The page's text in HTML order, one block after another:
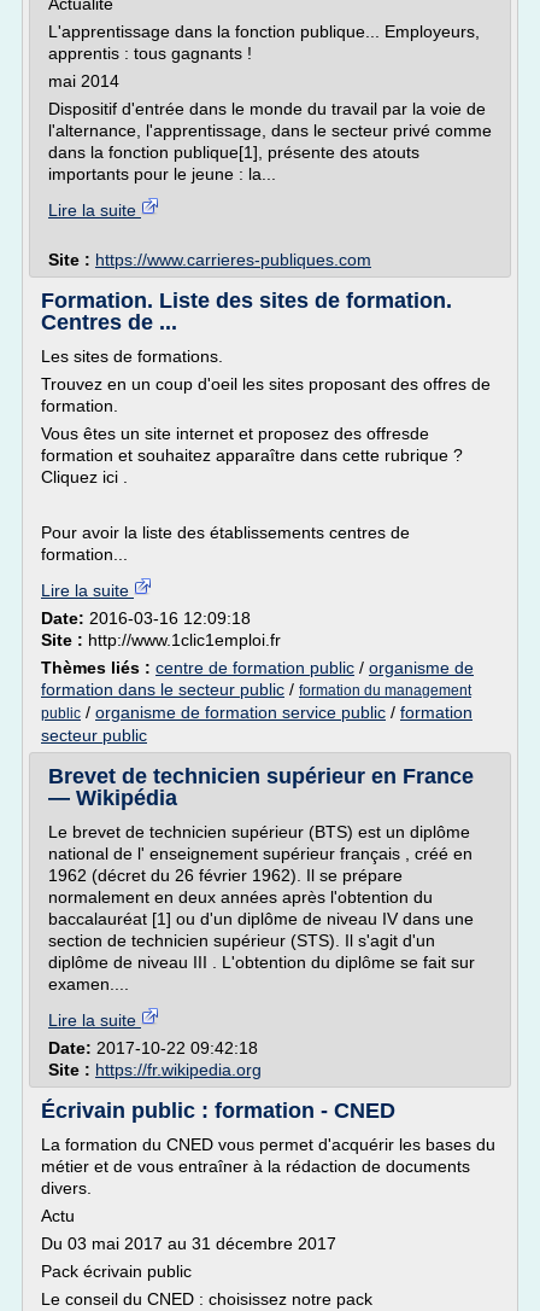
L'apprentissage dans la fonction publique... Employeurs,
apprentis : tous gagnants !
mai 2014
Dispositif d'entrée dans le monde du travail par la voie de
l'alternance, l'apprentissage, dans le secteur privé comme
dans la fonction publique[1], présente des atouts
importants pour le jeune : la...
Lire la suite
Site : https://www.carrieres-publiques.com
Formation. Liste des sites de formation.
Centres de ...
Les sites de formations.
Trouvez en un coup d'oeil les sites proposant des offres de
formation.
Vous êtes un site internet et proposez des offresde
formation et souhaitez apparaître dans cette rubrique ?
Cliquez ici .
Pour avoir la liste des établissements centres de
formation...
Lire la suite
Date: 2016-03-16 12:09:18
Site : http://www.1clic1emploi.fr
Thèmes liés : centre de formation public / organisme de
formation dans le secteur public / formation du management
public / organisme de formation service public / formation
secteur public
Brevet de technicien supérieur en France
— Wikipédia
Le brevet de technicien supérieur (BTS) est un diplôme
national de l' enseignement supérieur français , créé en
1962 (décret du 26 février 1962). Il se prépare
normalement en deux années après l'obtention du
baccalauréat [1] ou d'un diplôme de niveau IV dans une
section de technicien supérieur (STS). Il s'agit d'un
diplôme de niveau III . L'obtention du diplôme se fait sur
examen....
Lire la suite
Date: 2017-10-22 09:42:18
Site : https://fr.wikipedia.org
Écrivain public : formation - CNED
La formation du CNED vous permet d'acquérir les bases du
métier et de vous entraîner à la rédaction de documents
divers.
Actu
Du 03 mai 2017 au 31 décembre 2017
Pack écrivain public
Le conseil du CNED : choisissez notre pack